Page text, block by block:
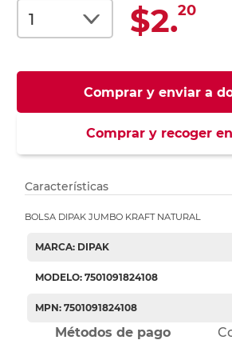
$2.20
Comprar y enviar a
Comprar y recoger
Características
BOLSA DIPAK JUMBO KRAFT NATURAL
MARCA: DIPAK
MODELO: 7501091824108
MPN: 7501091824108
Métodos de pago